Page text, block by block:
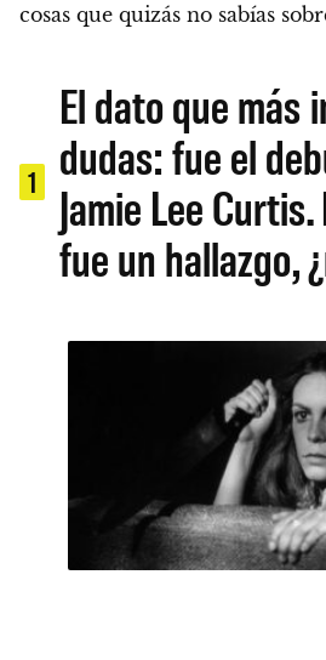
cosas que quizás no sabías
1
El dato que más
dudas: fue el
Jamie Lee
fue un hallazgo,